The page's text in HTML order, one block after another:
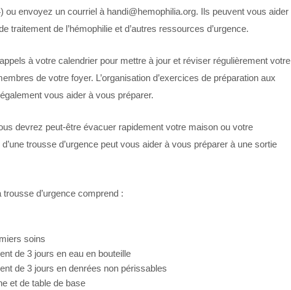
ou envoyez un courriel à handi@hemophilia.org. Ils peuvent vous aider
traitement de l’hémophilie et d’autres ressources d’urgence.
à votre calendrier pour mettre à jour et réviser régulièrement votre
de votre foyer. L’organisation d’exercices de préparation aux
vous aider à vous préparer.
devrez peut-être évacuer rapidement votre maison ou votre
trousse d’urgence peut vous aider à vous préparer à une sortie
d’urgence comprend :
soins
de 3 jours en eau en bouteille
de 3 jours en denrées non périssables
et de table de base